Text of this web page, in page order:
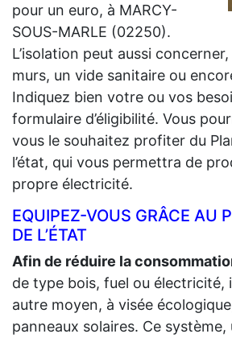
pour un euro, à MARCY-
SOUS-MARLE (02250).
L’isolation peut aussi
murs, un vide sanitaire ou
Indiquez bien votre ou vos
formulaire d’éligibilité. Vous
vous le souhaitez profiter du
l’état, qui vous permettra de
propre électricité.
EQUIPEZ-VOUS GRÂCE AU
DE L’ÉTAT
Afin de réduire la
de type bois, fuel ou électricité,
autre moyen, à visée
panneaux solaires. Ce système,